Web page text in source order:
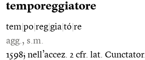
temporeggiatore
tem po reg gia tó re
agg., s.m.
1598; nell’accez. 2 cfr. lat. Cunctator.